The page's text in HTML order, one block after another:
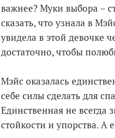
важнее? Муки выбора –
сказать, что узнала в
увидела в этой девочке
достаточно, чтобы
Мэйс оказалась
себе силы сделать для
Единственная не всегда
стойкости и упорства. А